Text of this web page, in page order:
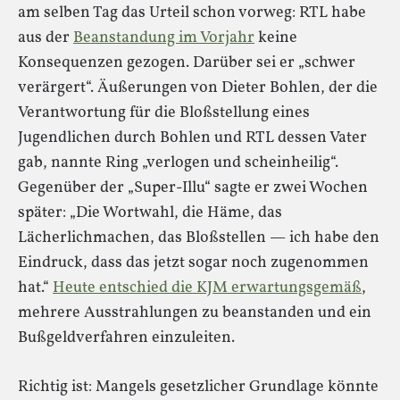
am selben Tag das Urteil schon vorweg: RTL habe
aus der Beanstandung im Vorjahrkeine
Konsequenzen gezogen. Darüber sei er „schwer
verärgert“. Äußerungen von Dieter Bohlen, der die
Verantwortung für die Bloßstellung eines
Jugendlichen durch Bohlen und RTL dessen Vater
gab, nannte Ring „verlogen und scheinheilig“.
Gegenüber der „Super-Illu“ sagte er zwei Wochen
später: „Die Wortwahl, die Häme, das
Lächerlichmachen, das Bloßstellen — ich habe den
Eindruck, dass das jetzt sogar noch zugenommen
hat.“ Heute entschied die KJM erwartungsgemäß,
mehrere Ausstrahlungen zu beanstanden und ein
Bußgeldverfahren einzuleiten.
Richtig ist: Mangels gesetzlicher Grundlage könnte